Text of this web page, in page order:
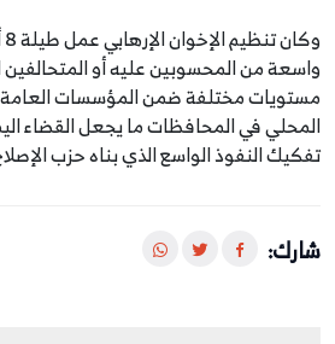
واسعة من المحسوبين عليه أو
مستويات مختلفة ضمن المؤسسات
المحلي في المحافظات ما يجعل القضاء
تفكيك النفوذ الواسع الذي بناه حزب
شارك: